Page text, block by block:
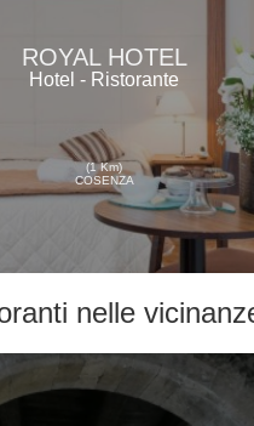
ROYAL HOTEL
Hotel - Ristorante
(1 Km)
COSENZA
nelle